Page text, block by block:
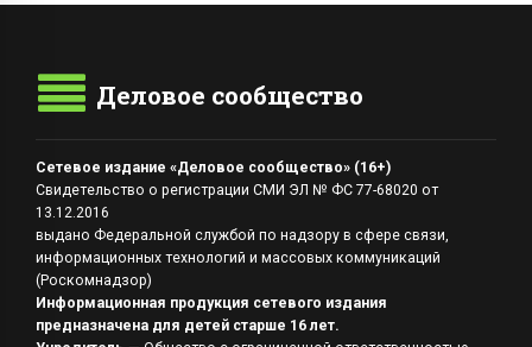
Деловое сообщество
Сетевое издание «Деловое сообщество» (16+)
Свидетельство о регистрации СМИ ЭЛ № ФС 77-68020 от
13.12.2016
выдано Федеральной службой по надзору в сфере связи,
информационных технологий и массовых коммуникаций
(Роскомнадзор)
Информационная продукция сетевого издания
предназначена для детей старше 16 лет.